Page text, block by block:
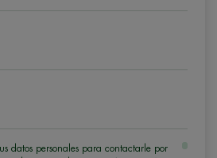
datos personales para contactarle por